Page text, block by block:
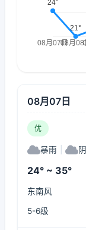
08月07日
优
暴雨 阴
24° ~ 35°
东南风
5-6级